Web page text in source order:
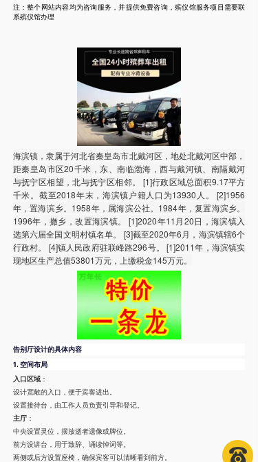
注：整个网站内容均为咨询服务，并提供免费咨询，殡仪馆服务项目需要联
系殡仪馆办理
海滨镇，隶属于河北省秦皇岛市北戴河区，地处北戴河区中部，
距秦皇岛市区20千米，东、南临渤海，西与戴河镇、南隔戴河
与抚宁区相望，北与抚宁区相邻。 [1]行政区域总面积9.17平方
千米。截至2018年末，海滨镇户籍人口为13930人。 [2]1956
年，置海滨乡。1958年，属海滨公社。1984年，复置海滨乡。
1996年，撤乡，改置海滨镇。 [1]2020年11月20日，海滨镇入
选第六届全国文明村镇名单。 [3]截至2020年6月，海滨镇辖6个
行政村。 [4]镇人民政府驻联峰路296号。 [1]2011年，海滨镇实
现地区生产总值53801万元，上缴税金145万元。
告别厅设计的具体内容
1.空间布局
入口区域：
设计宽敞的入口，便于宾客进出。
设置接待台，由工作人员负责引导和登记。
主厅：
中央设置灵位，摆放逝者遗像或牌位。
前方设讲台，用于致辞、诵读悼词等。
两侧或后方设置座椅，确保宾客可以清晰看到前方。